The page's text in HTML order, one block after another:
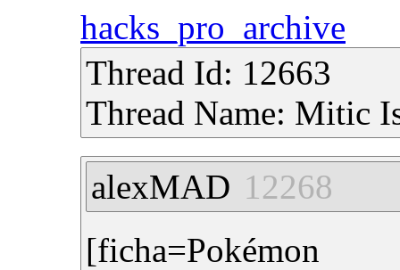
hacks_pro_archive
Thread Id: 12663
Thread Name: Mitic
alexMAD 12268